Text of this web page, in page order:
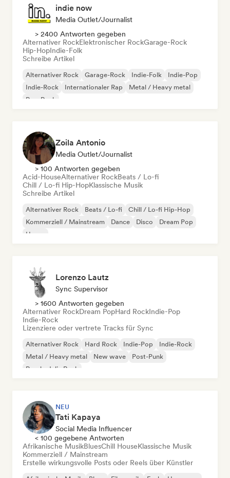
indie now
Media Outlet/Journalist
> 2400 Antworten gegeben
Alternativer RockElektronischer RockGarage-Rock
Hip-HopIndie-Folk
Schreibe Artikel
Alternativer Rock Garage-Rock Indie-Folk
Indie-Pop
Indie-Rock
Internationaler Rap
Metal / Heavy metal
Pop-Rock
Zoila Antonio
Media Outlet/Journalist
> 100 Antworten gegeben
Acid-HouseAlternativer RockBeats / Lo-fi
Chill / Lo-fi Hip-HopKlassische Musik
Schreibe Artikel
Alternativer Rock Beats / Lo-fi
Chill / Lo-fi Hip-Hop
Kommerziell / Mainstream
Dance Disco
Dream Pop
House
Lorenzo Lautz
Sync Supervisor
> 1600 Antworten gegeben
Alternativer RockDream PopHard RockIndie-Pop
Indie-Rock
Lizenziere oder vertrete Tracks für Sync
Alternativer Rock Hard Rock Indie-Pop
Indie-Rock
Metal / Heavy metal
New wave
Post-Punk
Psychedelic Rock
NEU
Tati Kapaya
Social Media Influencer
< 100 gegebene Antworten
Afrikanische MusikBluesChill HouseKlassische Musik
Kommerziell / Mainstream
Erstelle wirkungsvolle Posts oder Reels über Künstler